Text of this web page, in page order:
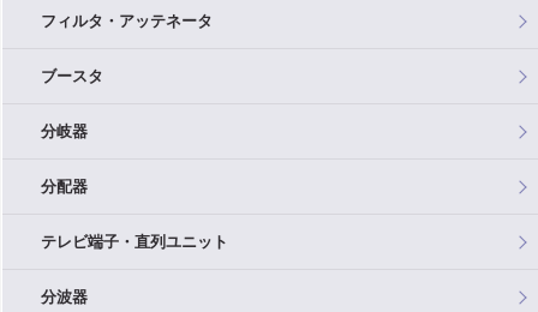
フィルタ・アッテネータ
ブースタ
分岐器
分配器
テレビ端子・直列ユニット
分波器